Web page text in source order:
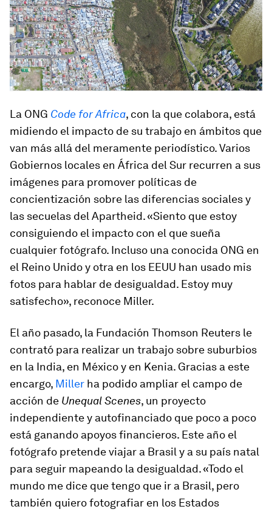
La ONG Code for Africa, con la que colabora, está
midiendo el impacto de su trabajo en ámbitos que
van más allá del meramente periodístico. Varios
Gobiernos locales en África del Sur recurren a sus
imágenes para promover políticas de
concientización sobre las diferencias sociales y
las secuelas del Apartheid. «Siento que estoy
consiguiendo el impacto con el que sueña
cualquier fotógrafo. Incluso una conocida ONG en
el Reino Unido y otra en los EEUU han usado mis
fotos para hablar de desigualdad. Estoy muy
satisfecho», reconoce Miller.
El año pasado, la Fundación Thomson Reuters le
contrató para realizar un trabajo sobre suburbios
en la India, en México y en Kenia. Gracias a este
encargo, Miller ha podido ampliar el campo de
acción de Unequal Scenes, un proyecto
independiente y autofinanciado que poco a poco
está ganando apoyos financieros. Este año el
fotógrafo pretende viajar a Brasil y a su país natal
para seguir mapeando la desigualdad. «Todo el
mundo me dice que tengo que ir a Brasil, pero
también quiero fotografiar en los Estados